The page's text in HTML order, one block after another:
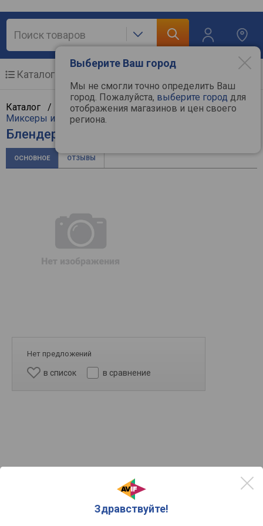
Выберите Ваш город
Мы не смогли точно определить Ваш
город. Пожалуйста, выберите город для
отображения магазинов и цен своего
региона.
Здравствуйте!
Каталог
Каталог / Мелкая бытовая техника/ Кухня/
Миксеры и блендеры/
Блендер Bamix Superbox 200
ОСНОВНОЕ ОТЗЫВЫ
Нет предложений
в список в сравнение
погружной (ручной) блендер